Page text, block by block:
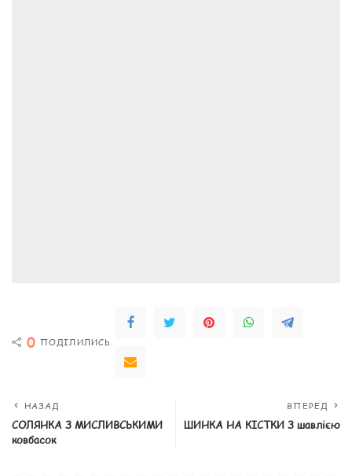
0 ПОДІЛИЛИСЬ
НАЗАД
СОЛЯНКА З МИСЛИВСЬКИМИ
ковбасок
ВПЕРЕД
ШИНКА НА КІСТКИ З шавлією